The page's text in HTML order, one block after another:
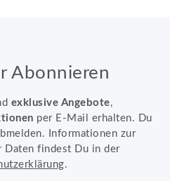
Abonnieren
exklusive Angebote,
per E-Mail erhalten. Du
Informationen zur
Daten findest Du in der
.